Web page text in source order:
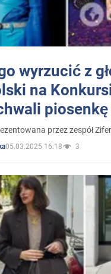
wyrzucić z
na
przez zespół
05.03.2025 16:18 3